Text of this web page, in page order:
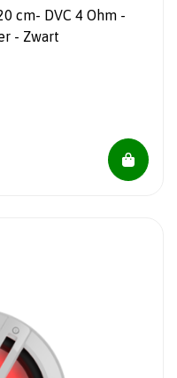
Ohm -
- Zwart